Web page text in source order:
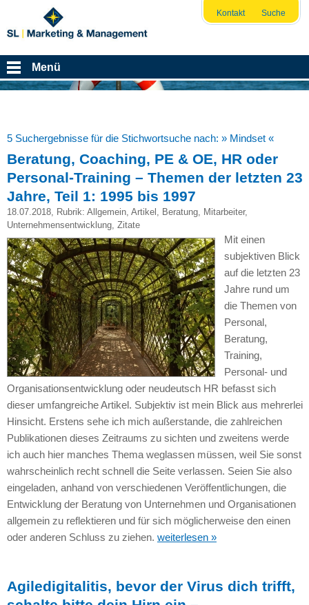
Kontakt Suche
Menü
5 Suchergebnisse für die Stichwortsuche nach: » Mindset «
Beratung, Coaching, PE & OE, HR oder
Personal-Training – Themen der letzten 23
Jahre, Teil 1: 1995 bis 1997
18.07.2018, Rubrik: Allgemein, Artikel , Beratung, Mitarbeiter,
Unternehmensentwicklung, Zitate
Mit einen
subjektiven Blick
auf die letzten 23
Jahre rund um
die Themen von
Personal,
Beratung,
Training,
Personal- und
Organisationsentwicklung oder neudeutsch HR befasst sich
dieser umfangreiche Artikel. Subjektiv ist mein Blick aus mehrerlei
Hinsicht. Erstens sehe ich mich außerstande, die zahlreichen
Publikationen dieses Zeitraums zu sichten und zweitens werde
ich auch hier manches Thema weglassen müssen, weil Sie sonst
wahrscheinlich recht schnell die Seite verlassen. Seien Sie also
eingeladen, anhand von verschiedenen Veröffentlichungen, die
Entwicklung der Beratung von Unternehmen und Organisationen
allgemein zu reflektieren und für sich möglicherweise den einen
oder anderen Schluss zu ziehen. weiterlesen »
Agiledigitalitis, bevor der Virus dich trifft,